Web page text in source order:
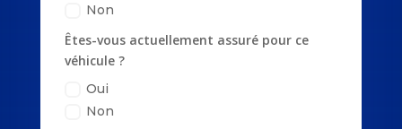
Non
Êtes-vous actuellement assuré pour ce
véhicule ?
Oui
Non